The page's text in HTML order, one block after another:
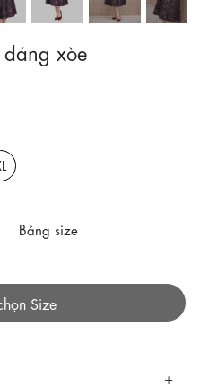
xòe
Bảng size
Size